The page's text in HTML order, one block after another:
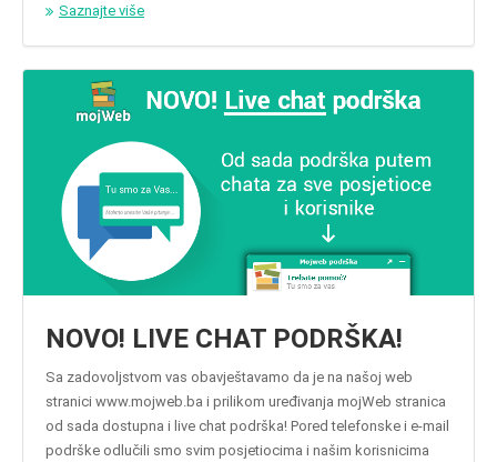
Saznajte više
NOVO! LIVE CHAT PODRŠKA!
Sa zadovoljstvom vas obavještavamo da je na našoj web
stranici www.mojweb.ba i prilikom uređivanja mojWeb stranica
od sada dostupna i live chat podrška! Pored telefonske i e-mail
podrške odlučili smo svim posjetiocima i našim korisnicima